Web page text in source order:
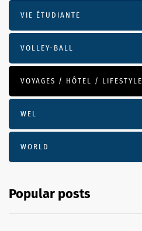
VIE ÉTUDIANTE
VOLLEY-BALL
VOYAGES / HÔTEL / LIFESTYLE
WEL
WORLD
Popular posts